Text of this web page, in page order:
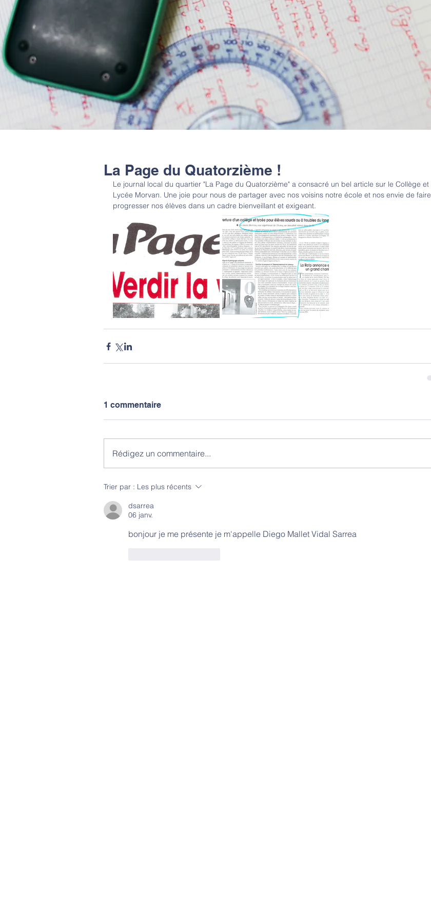
La Page du Quatorzième !
Le journal local du quartier "La Page du Quatorzième" a consacré un bel article sur le Collège et
Lycée Morvan. Une joie pour nous de partager avec nos voisins notre école et nos envie de faire
progresser nos élèves dans un cadre bienveillant et exigeant.
1 commentaire
Rédigez un commentaire...
Trier par : Les plus récents
dsarrea
06 janv.
bonjour je me présente je m'appelle Diego Mallet Vidal Sarrea